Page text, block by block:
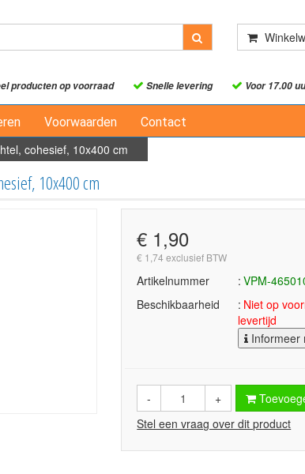
producten op voorraad Snelle levering Voor 17.00
Voorwaarden Contact
cohesief, 10x400 cm
10x400 cm
€ 1,90
€ 1,74 exclusief BTW
Artikelnummer
VPM-
Beschikbaarheid
Niet op
levertijd
Informeer
- +
Stel een vraag over dit product